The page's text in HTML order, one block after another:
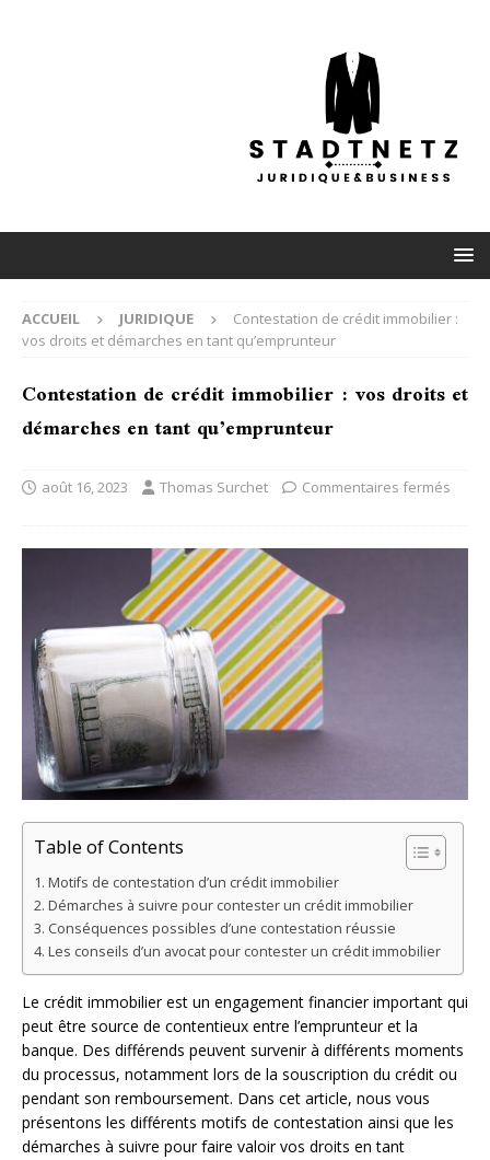
ACCUEIL JURIDIQUE
Contestation de crédit immobilier :
vos droits et démarches en tant qu’emprunteur
Contestation de crédit immobilier : vos droits et
démarches en tant qu’emprunteur
août 16, 2023 Thomas Surchet Commentaires fermés
Table of Contents
Motifs de contestation d’un crédit immobilier
Démarches à suivre pour contester un crédit immobilier
Conséquences possibles d’une contestation réussie
Les conseils d’un avocat pour contester un crédit immobilier
Le crédit immobilier est un engagement financier important qui
peut être source de contentieux entre l’emprunteur et la
banque. Des différends peuvent survenir à différents moments
du processus, notamment lors de la souscription du crédit ou
pendant son remboursement. Dans cet article, nous vous
présentons les différents motifs de contestation ainsi que les
démarches à suivre pour faire valoir vos droits en tant